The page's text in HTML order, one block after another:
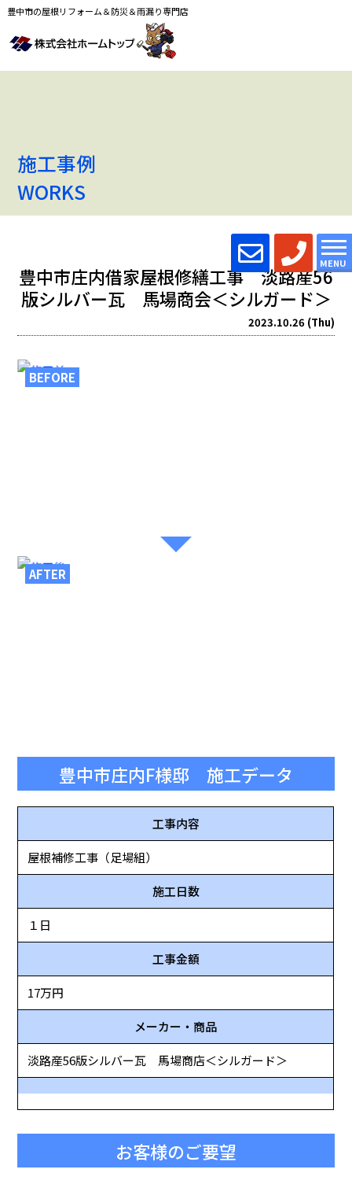
豊中市の屋根リフォーム＆防災＆雨漏り専門店
MENU
施工事例
WORKS
豊中市庄内借家屋根修繕工事 淡路産56
版シルバー瓦 馬場商会＜シルガード＞
2023.10.26 (Thu)
BEFORE
AFTER
豊中市庄内F様邸 施工データ
工事内容
屋根補修工事（足場組）
施工日数
１日
工事金額
17万円
メーカー・商品
淡路産56版シルバー瓦 馬場商店＜シルガード＞
お客様のご要望